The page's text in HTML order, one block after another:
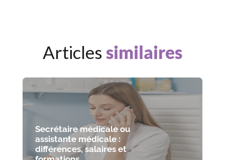
Articlessimilaires
Secrétaire médicale ou
assistante médicale :
différences, salaires et